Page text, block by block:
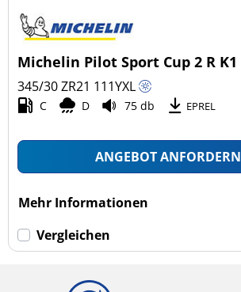
Michelin Pilot Sport Cup 2 R K1
345/30 ZR21 111YXL
C D 75 db EPREL
ANGEBOT ANFORDERN
Mehr Informationen
Vergleichen